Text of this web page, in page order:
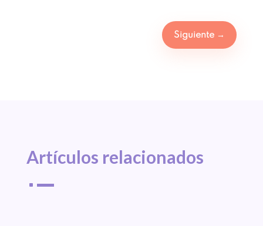
Siguiente →
Artículos relacionados
^